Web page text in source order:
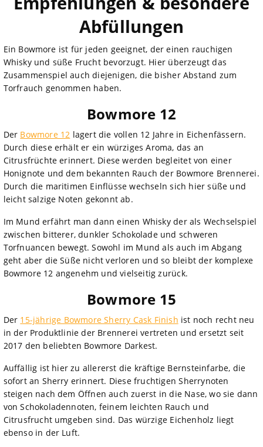
Abfüllungen
Ein Bowmore ist für jeden geeignet, der einen rauchigen
Whisky und süße Frucht bevorzugt. Hier überzeugt das
Zusammenspiel auch diejenigen, die bisher Abstand zum
Torfrauch genommen haben.
Bowmore 12
Der Bowmore 12 lagert die vollen 12 Jahre in Eichenfässern.
Durch diese erhält er ein würziges Aroma, das an
Citrusfrüchte erinnert. Diese werden begleitet von einer
Honignote und dem bekannten Rauch der Bowmore Brennerei.
Durch die maritimen Einflüsse wechseln sich hier süße und
leicht salzige Noten gekonnt ab.
Im Mund erfährt man dann einen Whisky der als Wechselspiel
zwischen bitterer, dunkler Schokolade und schweren
Torfnuancen bewegt. Sowohl im Mund als auch im Abgang
geht aber die Süße nicht verloren und so bleibt der komplexe
Bowmore 12 angenehm und vielseitig zurück.
Bowmore 15
Der 15-jährige Bowmore Sherry Cask Finish ist noch recht neu
in der Produktlinie der Brennerei vertreten und ersetzt seit
2017 den beliebten Bowmore Darkest.
Auffällig ist hier zu allererst die kräftige Bernsteinfarbe, die
sofort an Sherry erinnert. Diese fruchtigen Sherrynoten
steigen nach dem Öffnen auch zuerst in die Nase, wo sie dann
von Schokoladennoten, feinem leichten Rauch und
Citrusfrucht umgeben sind. Das würzige Eichenholz liegt
ebenso in der Luft.